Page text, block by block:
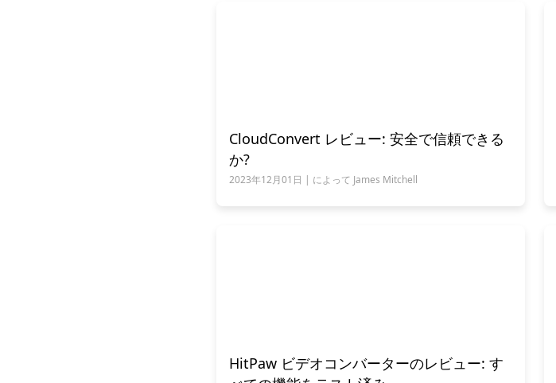
CloudConvert レビュー: 安全で信頼できる
か?
2023年12月01日 | によって James Mitchell
HitPaw ビデオコンバーターのレビュー: す